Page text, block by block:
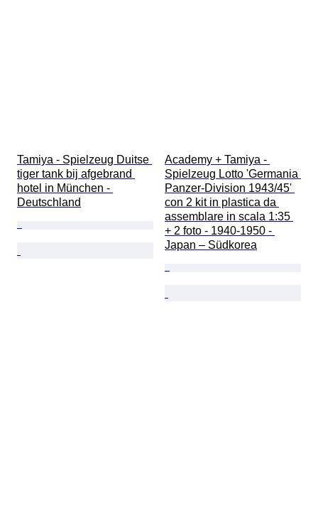
Tamiya - Spielzeug Duitse
tiger tank bij afgebrand
hotel in München -
Deutschland
Academy + Tamiya -
Spielzeug Lotto 'Germania
Panzer-Division 1943/45'
con 2 kit in plastica da
assemblare in scala 1:35
+ 2 foto - 1940-1950 -
Japan – Südkorea